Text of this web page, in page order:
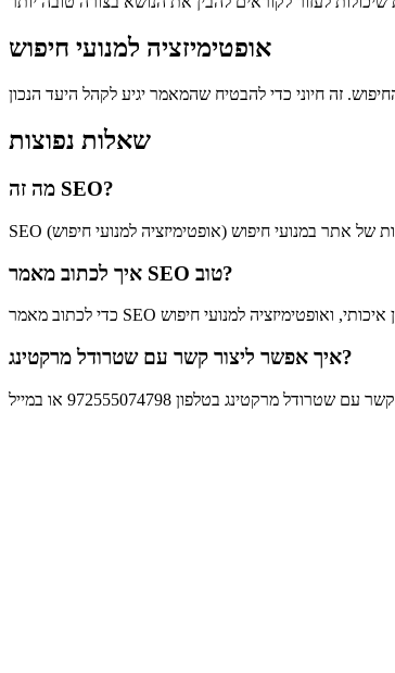
אופטימיזציה למנועי חיפוש
שאלות נפוצות
מה זה SEO?
איך לכתוב מאמר SEO טוב?
איך אפשר ליצור קשר עם שטרודל מרקטינג?